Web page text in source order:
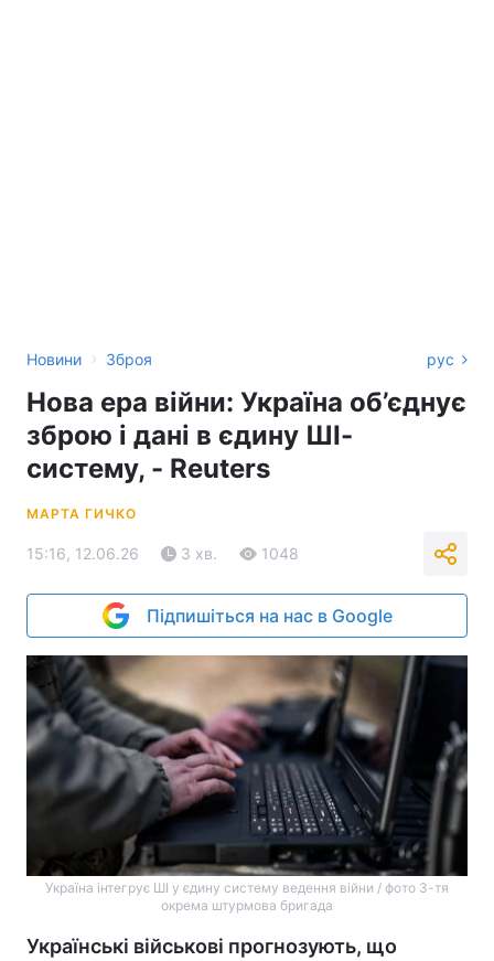
Новини › Зброя рус
Нова ера війни: Україна об’єднує
зброю і дані в єдину ШІ-
систему, - Reuters
МАРТА ГИЧКО
15:16, 12.06.26 3 хв. 1048
Підпишіться на нас в Google
Україна інтегрує ШІ у єдину систему ведення війни / фото 3-тя
окрема штурмова бригада
Українські військові прогнозують, що